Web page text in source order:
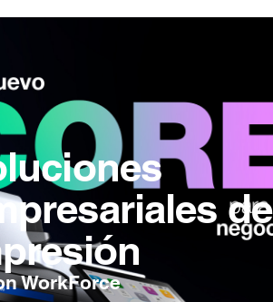
de
WorkForce